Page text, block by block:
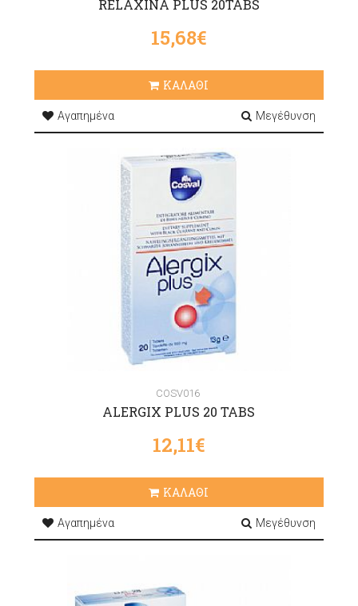
RELAXINA PLUS 20TABS
15,68€
ΚΑΛΑΘΙ
Αγαπημένα Μεγέθυνση
COSV016
ALERGIX PLUS 20 TABS
12,11€
ΚΑΛΑΘΙ
Αγαπημένα Μεγέθυνση